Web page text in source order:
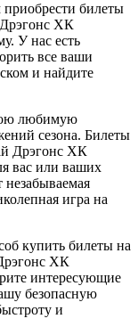
приобрести билеты
ХК
У нас есть
все ваши
и найдите
любимую
сезона. Билеты
Дрэгонс ХК
вас или ваших
незабываемая
игра на
купить билеты на
ХК
интересующие
безопасную
и